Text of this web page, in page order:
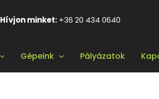
Hívjon minket: +36 20 434 0640
Gépeink Pályázatok